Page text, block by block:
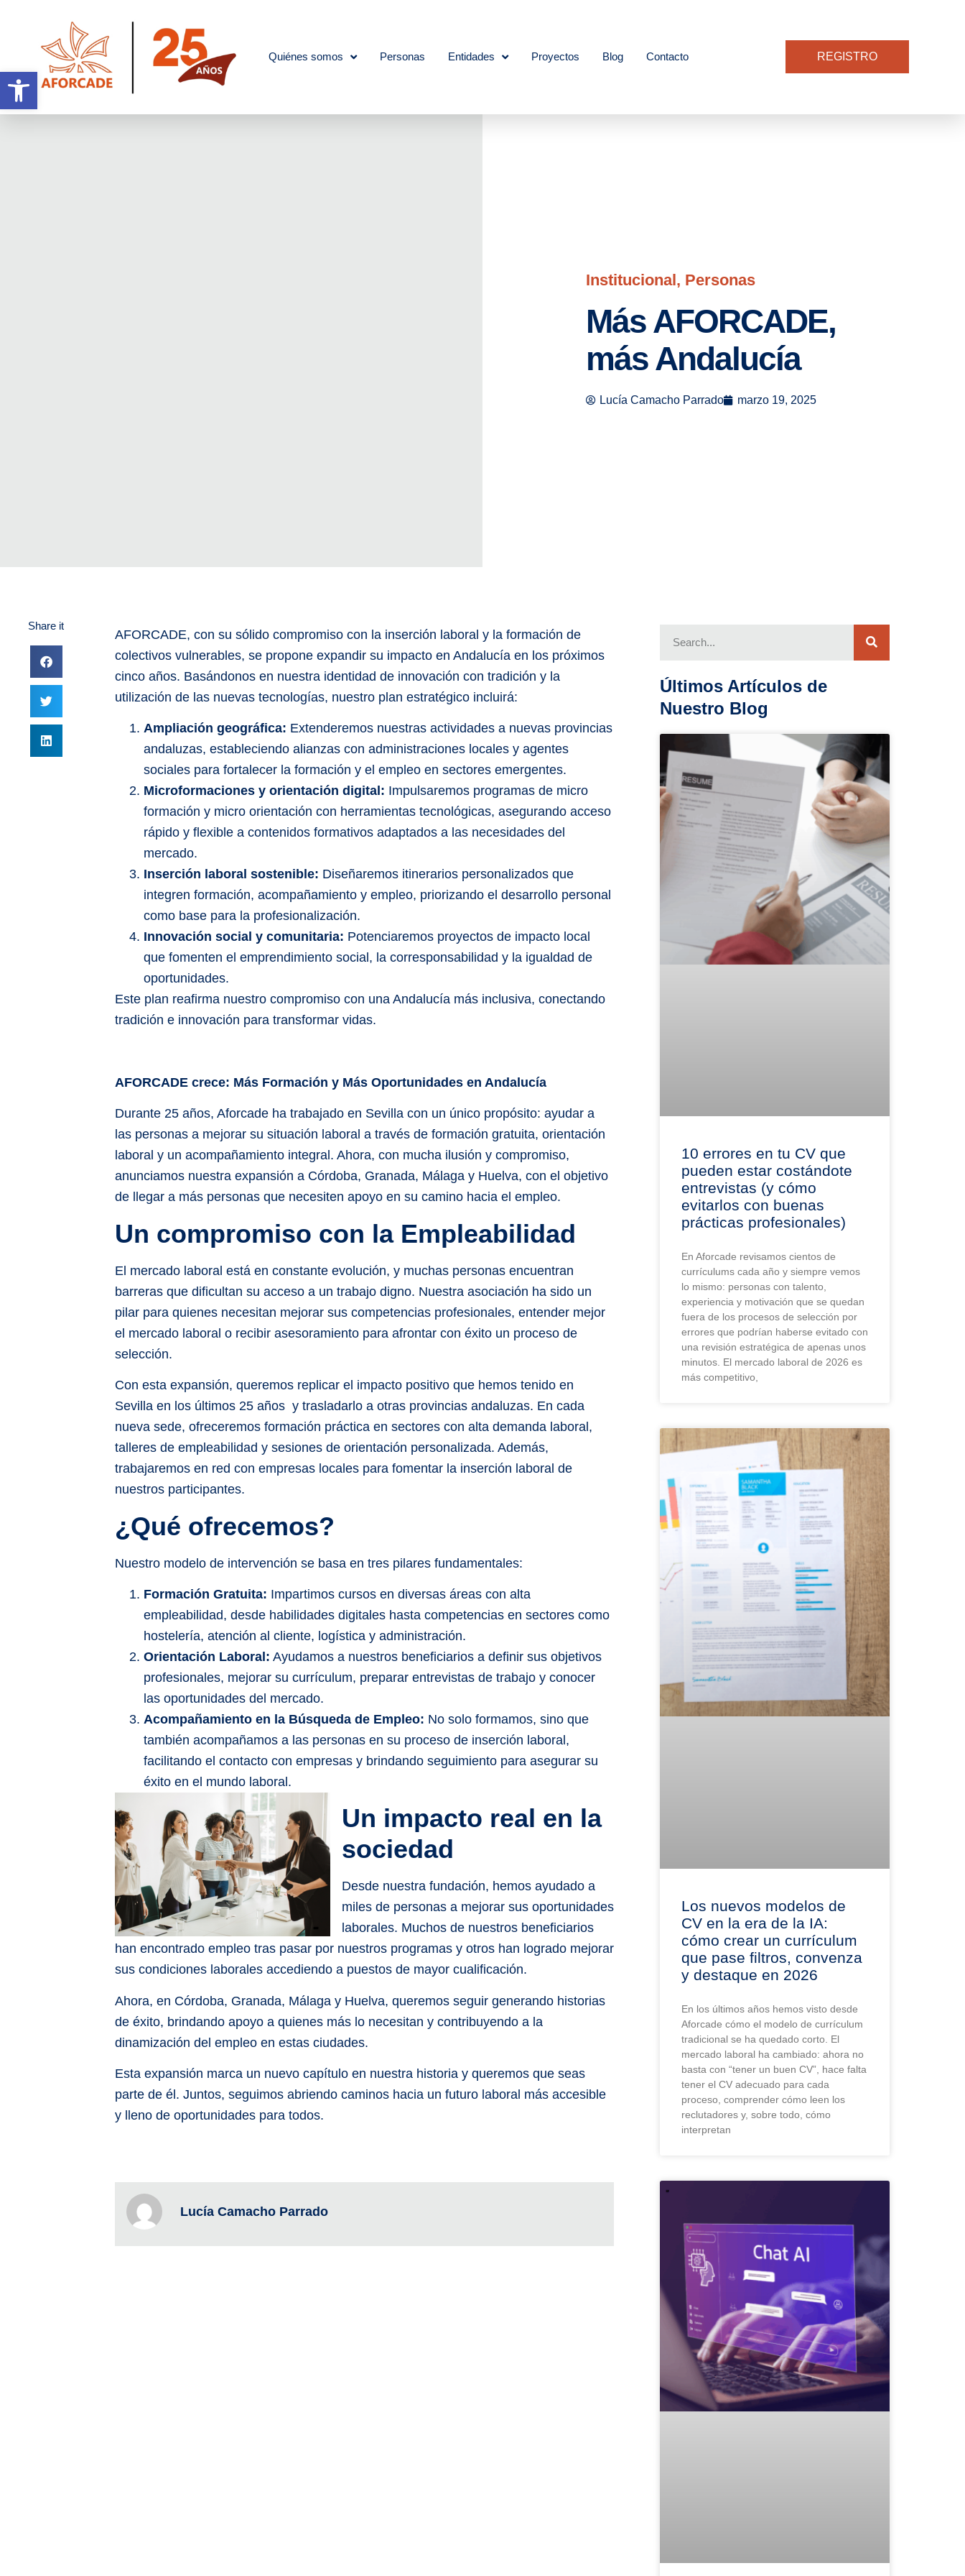
Abrir barra de herramientas
Quiénes somos Personas Entidades Proyectos Blog Contacto REGISTRO
Institucional, Personas
Más AFORCADE,
más Andalucía
Lucía Camacho Parrado marzo 19, 2025
Share it
AFORCADE, con su sólido compromiso con la inserción laboral y la formación de
colectivos vulnerables, se propone expandir su impacto en Andalucía en los próximos
cinco años. Basándonos en nuestra identidad de innovación con tradición y la
utilización de las nuevas tecnologías, nuestro plan estratégico incluirá:
Ampliación geográfica: Extenderemos nuestras actividades a nuevas provincias
andaluzas, estableciendo alianzas con administraciones locales y agentes
sociales para fortalecer la formación y el empleo en sectores emergentes.
Microformaciones y orientación digital: Impulsaremos programas de micro
formación y micro orientación con herramientas tecnológicas, asegurando acceso
rápido y flexible a contenidos formativos adaptados a las necesidades del
mercado.
Inserción laboral sostenible: Diseñaremos itinerarios personalizados que
integren formación, acompañamiento y empleo, priorizando el desarrollo personal
como base para la profesionalización.
Innovación social y comunitaria: Potenciaremos proyectos de impacto local
que fomenten el emprendimiento social, la corresponsabilidad y la igualdad de
oportunidades.
Este plan reafirma nuestro compromiso con una Andalucía más inclusiva, conectando
tradición e innovación para transformar vidas.
AFORCADE crece: Más Formación y Más Oportunidades en Andalucía
Durante 25 años, Aforcade ha trabajado en Sevilla con un único propósito: ayudar a
las personas a mejorar su situación laboral a través de formación gratuita, orientación
laboral y un acompañamiento integral. Ahora, con mucha ilusión y compromiso,
anunciamos nuestra expansión a Córdoba, Granada, Málaga y Huelva, con el objetivo
de llegar a más personas que necesiten apoyo en su camino hacia el empleo.
Un compromiso con la Empleabilidad
El mercado laboral está en constante evolución, y muchas personas encuentran
barreras que dificultan su acceso a un trabajo digno. Nuestra asociación ha sido un
pilar para quienes necesitan mejorar sus competencias profesionales, entender mejor
el mercado laboral o recibir asesoramiento para afrontar con éxito un proceso de
selección.
Con esta expansión, queremos replicar el impacto positivo que hemos tenido en
Sevilla en los últimos 25 años y trasladarlo a otras provincias andaluzas. En cada
nueva sede, ofreceremos formación práctica en sectores con alta demanda laboral,
talleres de empleabilidad y sesiones de orientación personalizada. Además,
trabajaremos en red con empresas locales para fomentar la inserción laboral de
nuestros participantes.
¿Qué ofrecemos?
Nuestro modelo de intervención se basa en tres pilares fundamentales:
Formación Gratuita: Impartimos cursos en diversas áreas con alta
empleabilidad, desde habilidades digitales hasta competencias en sectores como
hostelería, atención al cliente, logística y administración.
Orientación Laboral: Ayudamos a nuestros beneficiarios a definir sus objetivos
profesionales, mejorar su currículum, preparar entrevistas de trabajo y conocer
las oportunidades del mercado.
Acompañamiento en la Búsqueda de Empleo: No solo formamos, sino que
también acompañamos a las personas en su proceso de inserción laboral,
facilitando el contacto con empresas y brindando seguimiento para asegurar su
éxito en el mundo laboral.
Un impacto real en la
sociedad
Desde nuestra fundación, hemos ayudado a
miles de personas a mejorar sus oportunidades
laborales. Muchos de nuestros beneficiarios
han encontrado empleo tras pasar por nuestros programas y otros han logrado mejorar
sus condiciones laborales accediendo a puestos de mayor cualificación.
Ahora, en Córdoba, Granada, Málaga y Huelva, queremos seguir generando historias
de éxito, brindando apoyo a quienes más lo necesitan y contribuyendo a la
dinamización del empleo en estas ciudades.
Esta expansión marca un nuevo capítulo en nuestra historia y queremos que seas
parte de él. Juntos, seguimos abriendo caminos hacia un futuro laboral más accesible
y lleno de oportunidades para todos.
Lucía Camacho Parrado
Últimos Artículos de
Nuestro Blog
10 errores en tu CV que
pueden estar costándote
entrevistas (y cómo
evitarlos con buenas
prácticas profesionales)
En Aforcade revisamos cientos de
currículums cada año y siempre vemos
lo mismo: personas con talento,
experiencia y motivación que se quedan
fuera de los procesos de selección por
errores que podrían haberse evitado con
una revisión estratégica de apenas unos
minutos. El mercado laboral de 2026 es
más competitivo,
Los nuevos modelos de
CV en la era de la IA:
cómo crear un currículum
que pase filtros, convenza
y destaque en 2026
En los últimos años hemos visto desde
Aforcade cómo el modelo de currículum
tradicional se ha quedado corto. El
mercado laboral ha cambiado: ahora no
basta con “tener un buen CV”, hace falta
tener el CV adecuado para cada
proceso, comprender cómo leen los
reclutadores y, sobre todo, cómo
interpretan